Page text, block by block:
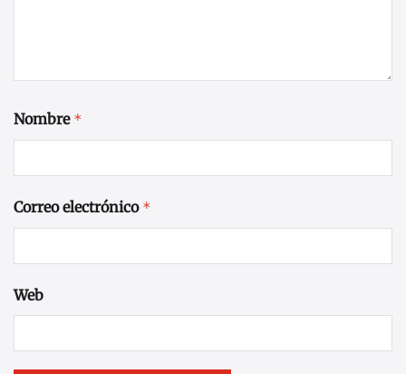
Nombre *
Correo electrónico *
Web